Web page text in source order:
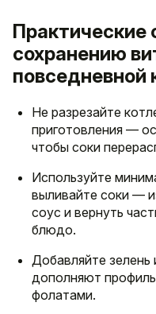
Практические
сохранению
повседневной
Не разрезайте
приготовления —
чтобы соки
Используйте
выливайте соки —
соус и вернуть
блюдо.
Добавляйте
дополняют
фолатами.